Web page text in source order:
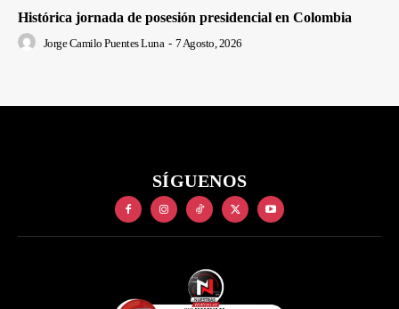
Histórica jornada de posesión presidencial en Colombia
Jorge Camilo Puentes Luna - 7 Agosto, 2026
SÍGUENOS